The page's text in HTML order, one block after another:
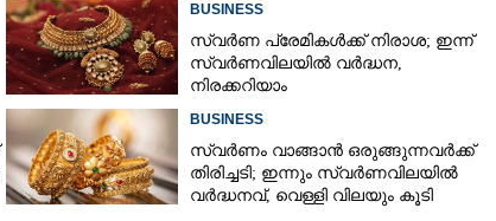
BUSINESS
സ്വർണ പ്രേമികൾക്ക് നിരാശ; ഇന്ന്
സ്വർണവിലയിൽ വർദ്ധന,
നിരക്കറിയാം
BUSINESS
സ്വർണം വാങ്ങാൻ ഒരുങ്ങുന്നവർക്ക്
തിരിച്ചടി; ഇന്നും സ്വർണവിലയിൽ
വർദ്ധനവ്, വെള്ളി വിലയും കൂടി